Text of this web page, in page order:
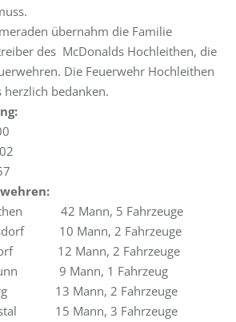
übernahm die Familie
des McDonalds Hochleithen, die
Die Feuerwehr Hochleithen
bedanken.
42 Mann, 5 Fahrzeuge
10 Mann, 2 Fahrzeuge
12 Mann, 2 Fahrzeuge
9 Mann, 1 Fahrzeug
13 Mann, 2 Fahrzeuge
15 Mann, 3 Fahrzeuge